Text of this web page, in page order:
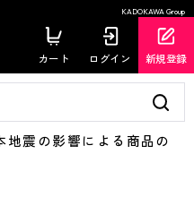
KADOKAWA Group
カート ログイン 新規登録
震の影響による商品の